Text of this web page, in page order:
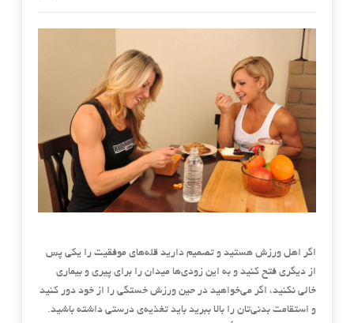
اگر اهل ورزش هستید و تصمیم دارید قله‌های موفقیت را یکی پس
از دیگری فتح کنید و به این زودی‌ها میدان را برای پیری و بیماری
خالی نکنید، اگر می‌خواهید در حین ورزش خستگی را از خود دور کنید
و استقامت بدنی‌تان را بالا ببرید باید تغذیه‌ی درستی داشته باشید.